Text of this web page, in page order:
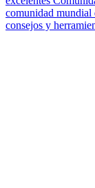
comunidad mundial
consejos y